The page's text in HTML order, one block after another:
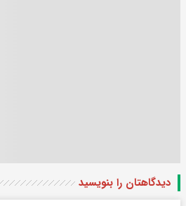
دیدگاهتان را بنویسید